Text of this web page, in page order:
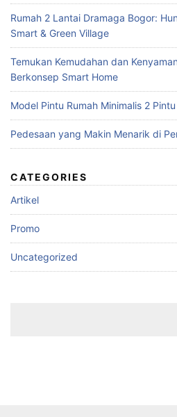
Rumah 2 Lantai Dramaga Bogor:
Smart & Green Village
Temukan Kemudahan dan
Berkonsep Smart Home
Model Pintu Rumah Minimalis 2
Pedesaan yang Makin Menarik di
CATEGORIES
Artikel
Promo
Uncategorized